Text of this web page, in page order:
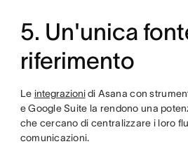
5. Un'unica
riferimento
Le integrazionidi Asana con
e Google Suite la rendono una
che cercano di centralizzare i loro
comunicazioni.